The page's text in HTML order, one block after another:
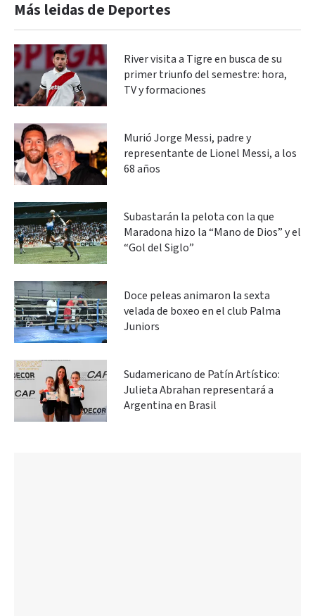
Más leidas de Deportes
River visita a Tigre en busca de su
primer triunfo del semestre: hora,
TV y formaciones
Murió Jorge Messi, padre y
representante de Lionel Messi, a los
68 años
Subastarán la pelota con la que
Maradona hizo la “Mano de Dios” y el
“Gol del Siglo”
Doce peleas animaron la sexta
velada de boxeo en el club Palma
Juniors
Sudamericano de Patín Artístico:
Julieta Abrahan representará a
Argentina en Brasil